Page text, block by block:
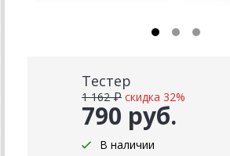
Тестер
790 руб.
1 162 ₽ скидка 32%
В наличии